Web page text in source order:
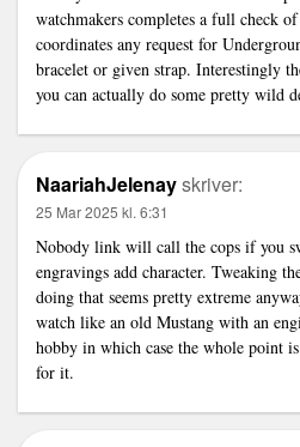
watchmakers completes a full check
coordinates any request for
bracelet or given strap. Interestingly
you can actually do some pretty wild
NaariahJelenayskriver:
25 Mar 2025 kl. 6:31
Nobody link will call the cops if you
engravings add character. Tweaking
doing that seems pretty extreme
watch like an old Mustang with an
hobby in which case the whole point
for it.